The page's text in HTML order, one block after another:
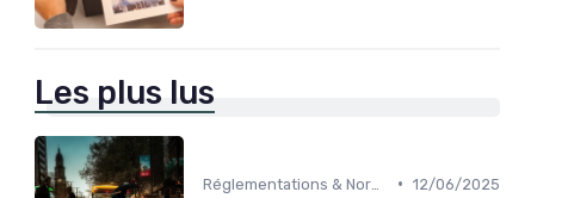
Les plus lus
• 12/06/2025